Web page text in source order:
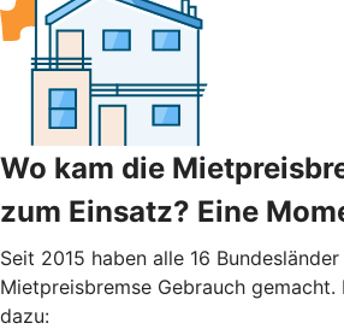
Wo kam die
zum Einsatz? Eine
Seit 2015 haben alle 16
Mietpreisbremse Gebrauch gemacht.
dazu: